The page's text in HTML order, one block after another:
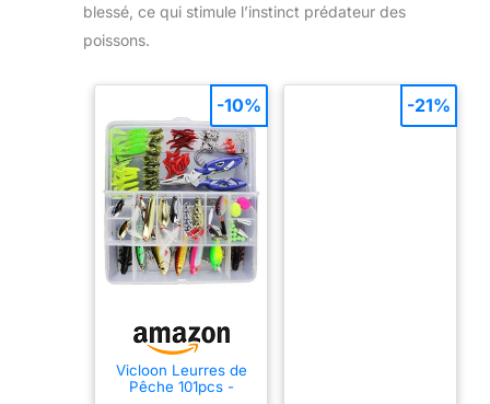
blessé, ce qui stimule l’instinct prédateur des
poissons.
Vicloon Leurres de
Pêche 101pcs -
-10% -21%